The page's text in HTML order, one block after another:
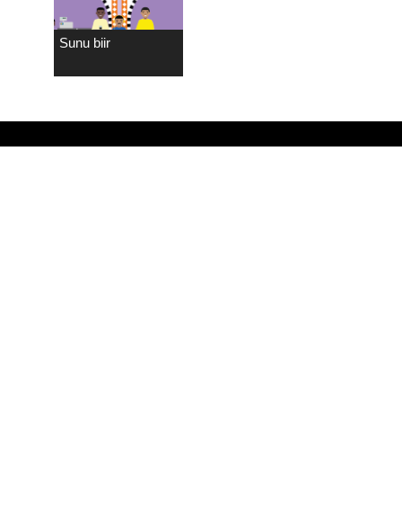
Sunu biir